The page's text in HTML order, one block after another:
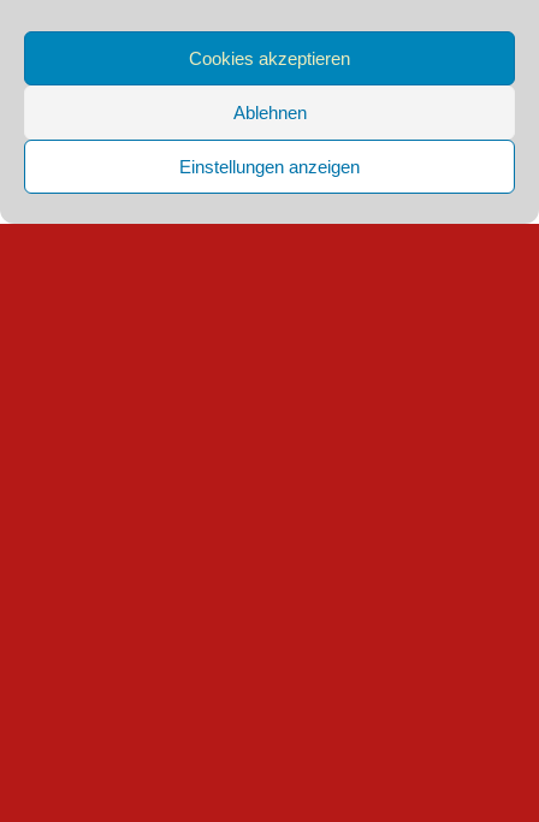
Cookies akzeptieren
Ablehnen
Einstellungen anzeigen